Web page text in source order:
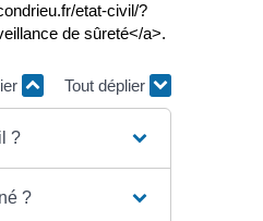
etat-civil/?
de sûreté</a>.
Tout déplier
?
?